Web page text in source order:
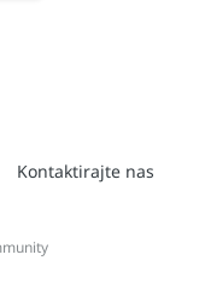
Kontaktirajte nas